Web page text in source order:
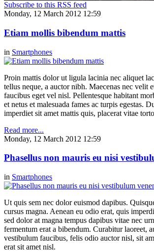
Subscribe to this RSS feed
Monday, 12 March 2012 12:59
Etiam mollis bibendum mattis
in Smartphones
Proin mattis dolor ut ligula lacinia nec aliquet
tellus neque, a auctor nibh. Maecenas nec velit
faucibus eget vel nisl. Pellentesque habitant
et netus et malesuada fames ac turpis egestas.
imperdiet sit amet mattis quis, placerat vitae
Read more...
Monday, 12 March 2012 12:59
Phasellus non mauris eu nisi
in Smartphones
Ut quis sem nec dolor euismod dapibus.
cursus magna. Aenean eu odio erat, quis
sed dolor at magna tempus dapibus vitae nec
fermentum erat a bibendum. Curabitur laoreet,
vestibulum faucibus, felis odio auctor nisl, sit
erat sit amet nisl.